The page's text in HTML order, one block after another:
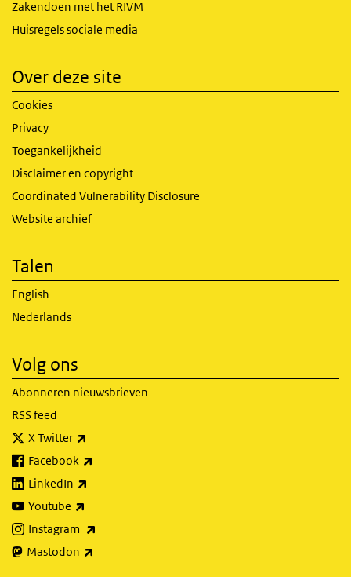
Zakendoen met het RIVM
Huisregels sociale media
Over deze site
Cookies
Privacy
Toegankelijkheid
Disclaimer en copyright
Coordinated Vulnerability Disclosure
Website archief
Talen
English
Nederlands
Volg ons
Abonneren nieuwsbrieven
RSS feed
X Twitter
Facebook
LinkedIn
Youtube
Instagram
Mastodon